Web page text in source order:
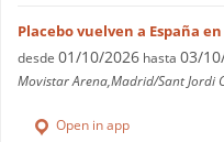
Placebo vuelven a España
desde 01/10/2026 hasta 03/
Movistar Arena,Madrid/Sant Jordi
Open in app